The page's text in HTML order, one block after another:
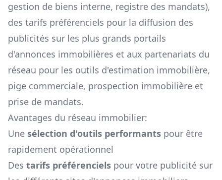
gestion de biens interne, registre des mandats),
des tarifs préférenciels pour la diffusion des
publicités sur les plus grands portails
d'annonces immobilières et aux partenariats du
réseau pour les outils d'estimation immobilière,
pige commerciale, prospection immobilière et
prise de mandats.
Avantages du réseau immobilier:
Une sélection d'outils performants pour être
rapidement opérationnel
Des tarifs préférenciels pour votre publicité sur